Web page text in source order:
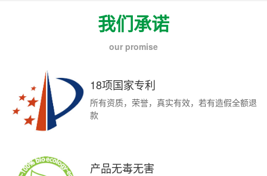
我们承诺
our promise
18项国家专利
所有资质，荣誉，真实有效，若有造假全额退
款
产品无毒无害